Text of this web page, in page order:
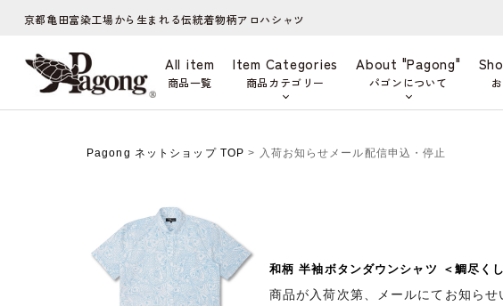
京都亀田富染工場から生まれる伝統着物柄アロハシャツ
All item
商品一覧
Item Categories
商品カテゴリー
About "Pagong"
パゴンについて
Pagong ネットショップ TOP > 入荷お知らせメール配信申込・停止
和柄 半袖ボタンダウンシャツ ＜鯛尽く
商品が入荷次第、メールにてお知らせ